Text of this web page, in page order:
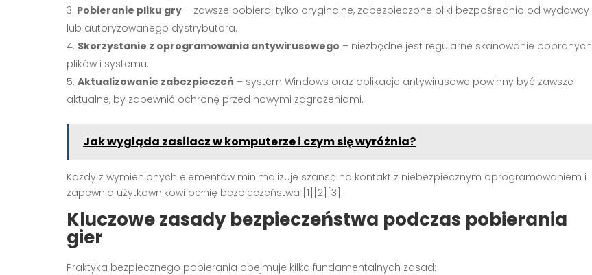
Pobieranie pliku gry – zawsze pobieraj tylko oryginalne, zabezpieczone pliki bezpośrednio od wydawcy
lub autoryzowanego dystrybutora.
Skorzystanie z oprogramowania antywirusowego – niezbędne jest regularne skanowanie pobranych
plików i systemu.
Aktualizowanie zabezpieczeń – system Windows oraz aplikacje antywirusowe powinny być zawsze
aktualne, by zapewnić ochronę przed nowymi zagrożeniami.
Jak wygląda zasilacz w komputerze i czym się wyróżnia?
Każdy z wymienionych elementów minimalizuje szansę na kontakt z niebezpiecznym oprogramowaniem i
zapewnia użytkownikowi pełnię bezpieczeństwa [1][2][3] .
Kluczowe zasady bezpieczeństwa podczas pobierania
gier
Praktyka bezpiecznego pobierania obejmuje kilka fundamentalnych zasad: